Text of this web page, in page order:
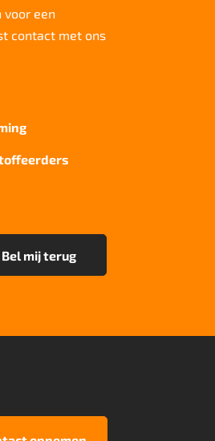
voor een
contact met ons